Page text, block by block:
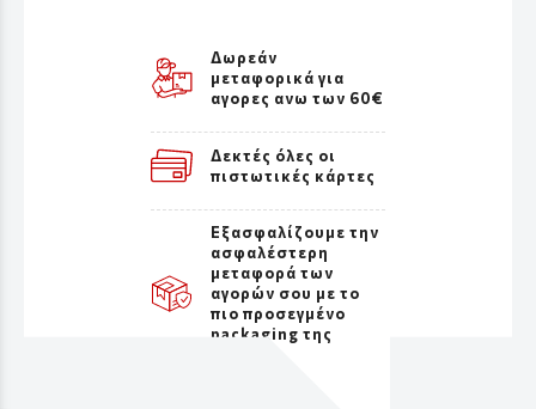
Δωρεάν
μεταφορικά για
αγορες ανω των 60€
Δεκτές όλες οι
πιστωτικές κάρτες
Εξασφαλίζουμε την
ασφαλέστερη
μεταφορά των
αγορών σου με το
πιο προσεγμένο
packaging της